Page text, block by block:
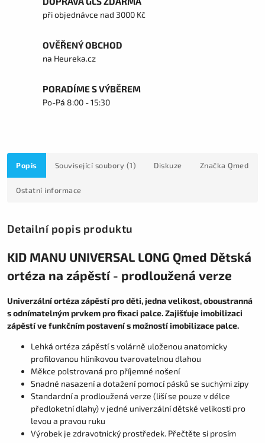
při objednávce nad 3000 Kč
OVĚŘENÝ OBCHOD
na Heureka.cz
PORADÍME S VÝBĚREM
Po-Pá 8:00 - 15:30
Popis Související soubory (1) Diskuze Značka Qmed
Ostatní informace
Detailní popis produktu
KID MANU UNIVERSAL LONG Qmed Dětská
ortéza na zápěstí - prodloužená verze
Univerzální ortéza zápěstí pro děti, jedna velikost, oboustranná
s odnímatelným prvkem pro fixaci palce. Zajišťuje imobilizaci
zápěstí ve funkčním postavení s možností imobilizace palce.
Lehká ortéza zápěstí s volárně uloženou anatomicky
profilovanou hliníkovou tvarovatelnou dlahou
Měkce polstrovaná pro příjemné nošení
Snadné nasazení a dotažení pomocí pásků se suchými zipy
Standardní a prodloužená verze (liší se pouze v délce
předloketní dlahy) v jedné univerzální dětské velikosti pro
levou a pravou ruku
Výrobek je zdravotnický prostředek. Přečtěte si prosím